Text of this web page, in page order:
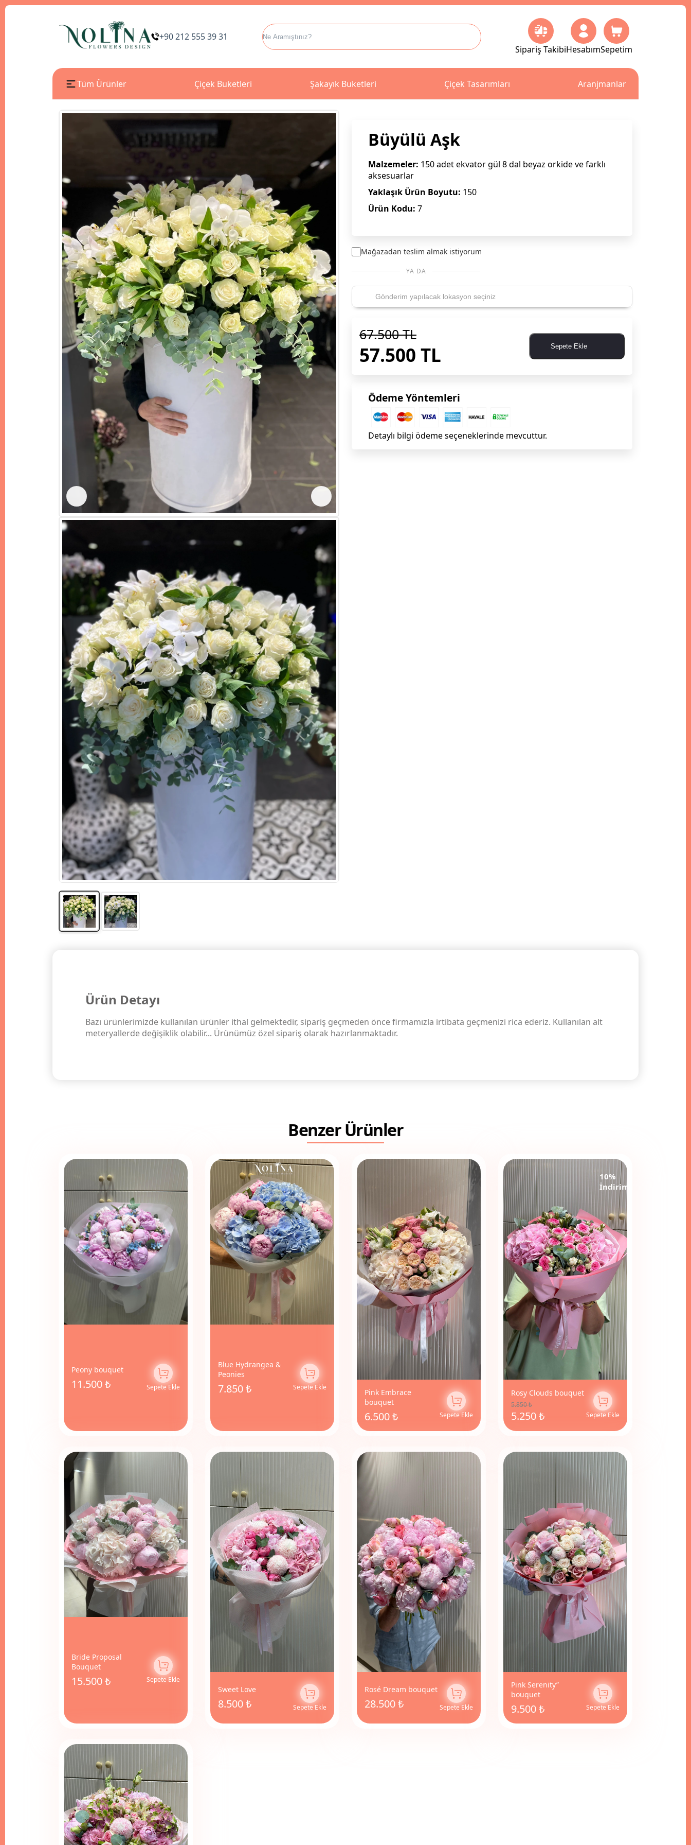
+90 212 555 39 31
Sipariş TakibiHesabımSepetim
Tüm Ürünler Çiçek Buketleri Şakayık Buketleri Çiçek Tasarımları Aranjmanlar
Büyülü Aşk
Malzemeler: 150 adet ekvator gül 8 dal beyaz orkide ve farklı
aksesuarlar
Yaklaşık Ürün Boyutu: 150
Ürün Kodu: 7
Mağazadan teslim almak istiyorum
YA DA
67.500 TL
57.500 TL Sepete Ekle
Ödeme Yöntemleri
Detaylı bilgi ödeme seçeneklerinde mevcuttur.
Ürün Detayı
Bazı ürünlerimizde kullanılan ürünler ithal gelmektedir, sipariş geçmeden önce firmamızla irtibata geçmenizi rica ederiz. Kullanılan alt
meteryallerde değişiklik olabilir... Ürünümüz özel sipariş olarak hazırlanmaktadır.
Benzer Ürünler
Peony bouquet
11.500 ₺ Sepete Ekle
Blue Hydrangea &
Peonies
7.850 ₺ Sepete Ekle
Pink Embrace
bouquet
6.500 ₺ Sepete Ekle
10%
İndirim
Rosy Clouds bouquet
5.850 ₺
5.250 ₺ Sepete Ekle
Bride Proposal
Bouquet
15.500 ₺ Sepete Ekle
Sweet Love
8.500 ₺ Sepete Ekle
Rosé Dream bouquet
28.500 ₺ Sepete Ekle
Pink Serenity”
bouquet
9.500 ₺ Sepete Ekle